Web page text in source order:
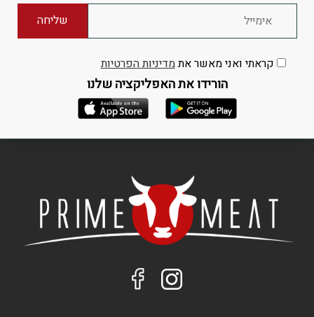
קראתי ואני מאשר אתמדיניות הפרטיות
הורידו את האפליקציה שלנו